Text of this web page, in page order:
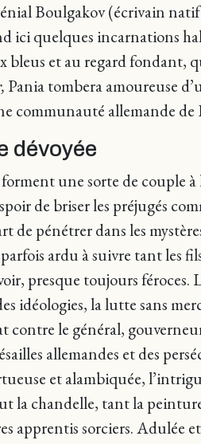
Boulgakov (écrivain natif
ici quelques incarnations
bleus et au regard fondant,
Pania tombera amoureuse
communauté allemande de
dévoyée
une sorte de couple
de briser les préjugés
de pénétrer dans les
ardu à suivre tant les
presque toujours féroces.
idéologies, la lutte sans
contre le général,
allemandes et des
et alambiquée,
la chandelle, tant la
apprentis sorciers. Adulée